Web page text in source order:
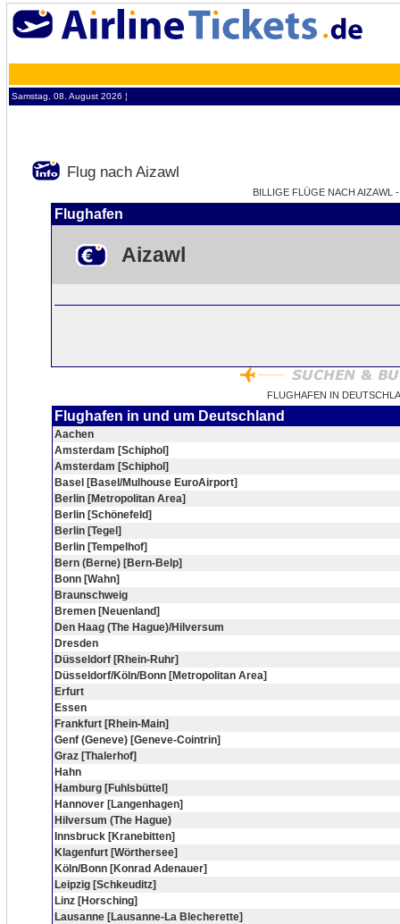
Samstag, 08. August 2026 ¦
Flug nach Aizawl
BILLIGE FLÜGE NACH AIZAWL
Flughafen
Aizawl
FLUGHAFEN IN
Flughafen in und um Deutschland
Aachen
Amsterdam [Schiphol]
Amsterdam [Schiphol]
Basel [Basel/Mulhouse EuroAirport]
Berlin [Metropolitan Area]
Berlin [Schönefeld]
Berlin [Tegel]
Berlin [Tempelhof]
Bern (Berne) [Bern-Belp]
Bonn [Wahn]
Braunschweig
Bremen [Neuenland]
Den Haag (The Hague)/Hilversum
Dresden
Düsseldorf [Rhein-Ruhr]
Düsseldorf/Köln/Bonn [Metropolitan Area]
Erfurt
Essen
Frankfurt [Rhein-Main]
Genf (Geneve) [Geneve-Cointrin]
Graz [Thalerhof]
Hahn
Hamburg [Fuhlsbüttel]
Hannover [Langenhagen]
Hilversum (The Hague)
Innsbruck [Kranebitten]
Klagenfurt [Wörthersee]
Köln/Bonn [Konrad Adenauer]
Leipzig [Schkeuditz]
Linz [Horsching]
Lausanne [Lausanne-La Blecherette]